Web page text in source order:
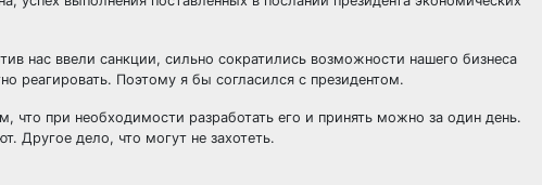
нас ввели санкции, сильно сократились возможности нашего бизнеса
реагировать. Поэтому я бы согласился с президентом.
при необходимости разработать его и принять можно за один день.
Другое дело, что могут не захотеть.